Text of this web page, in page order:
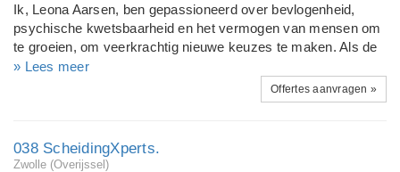
Ik, Leona Aarsen, ben gepassioneerd over bevlogenheid,
psychische kwetsbaarheid en het vermogen van mensen om
te groeien, om veerkrachtig nieuwe keuzes te maken. Als de
bevlogenheid- en burn-outcoach van Oost Nederland begeleid
ik sinds 2010 vanuit anderZverder professionals (zowel in
dienstverband als zelfstandige ondernemers) om hun passie
als de bevlogenheid ontbreekt of zelfs tot een burnout leidt,
ondersteun ik middels coaching en diverse workshops
» Lees meer
Offertes aanvragen »
038 ScheidingXperts.
Zwolle (Overijssel)